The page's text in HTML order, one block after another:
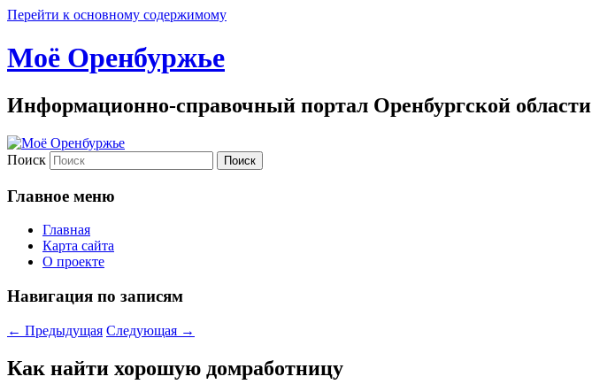
Перейти к основному содержимому
Моё Оренбуржье
Информационно-справочный портал Оренбургской области
Поиск
Главное меню
Главная
Карта сайта
О проекте
Навигация по записям
← Предыдущая Следующая →
Как найти хорошую домработницу